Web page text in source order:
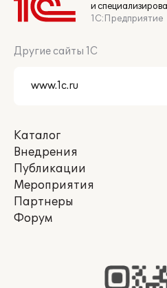
и
1С:Предприятие
Другие сайты 1С
Каталог
Внедрения
Публикации
Мероприятия
Партнеры
Форум